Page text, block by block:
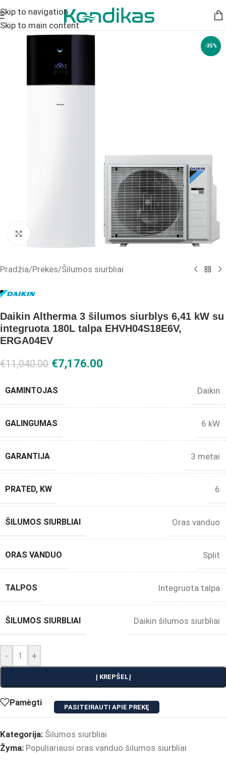
Skip to navigation
Skip to main content
-35%
Pradžia/Prekės/Šilumos siurbliai
Daikin Altherma 3 šilumos siurblys 6,41 kW su
integruota 180L talpa EHVH04S18E6V,
ERGA04EV
€11,040.00 €7,176.00
GAMINTOJAS Daikin
GALINGUMAS 6 kW
GARANTIJA 3 metai
PRATED, KW 6
ŠILUMOS SIURBLIAI Oras vanduo
ORAS VANDUO Split
TALPOS Integruota talpa
ŠILUMOS SIURBLIAI Daikin šilumos siurbliai
- +
Į KREPŠELĮ
Pamėgti
PASITEIRAUTI APIE PREKĘ
Kategorija: Šilumos siurbliai
Žyma: Populiariausi oras vanduo šilumos siurbliai